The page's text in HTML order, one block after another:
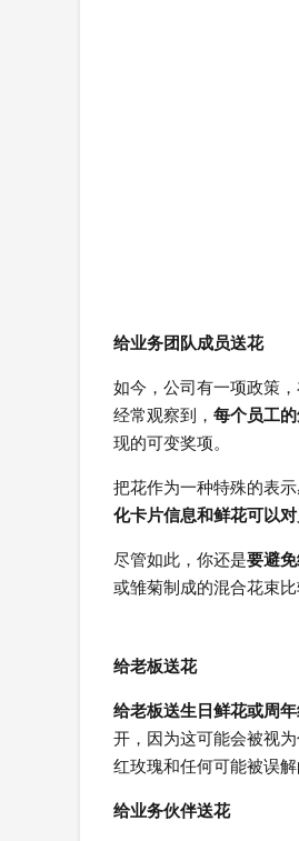
给业务团队成员送花
如今，公司有一项政策
经常观察到， 每个员工
现的可变奖项。
把花作为一种特殊的表
化卡片信息和鲜花可以
尽管如此，你还是要避
或雏菊制成的混合花束比
给老板送花
给老板送生日鲜花或周
开，因为这可能会被视
红玫瑰和任何可能被误解
给业务伙伴送花